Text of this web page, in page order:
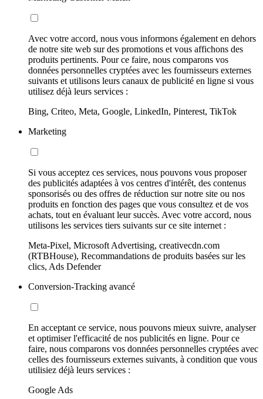
Avec votre accord, nous vous informons également en dehors
de notre site web sur des promotions et vous affichons des
produits pertinents. Pour ce faire, nous comparons vos
données personnelles cryptées avec les fournisseurs externes
suivants et utilisons leurs canaux de publicité en ligne si vous
utilisez déjà leurs services :
Bing, Criteo, Meta, Google, LinkedIn, Pinterest, TikTok
Marketing
Si vous acceptez ces services, nous pouvons vous proposer
des publicités adaptées à vos centres d'intérêt, des contenus
sponsorisés ou des offres de réduction sur notre site ou nos
produits en fonction des pages que vous consultez et de vos
achats, tout en évaluant leur succès. Avec votre accord, nous
utilisons les services tiers suivants sur ce site internet :
Meta-Pixel, Microsoft Advertising, creativecdn.com
(RTBHouse), Recommandations de produits basées sur les
clics, Ads Defender
Conversion-Tracking avancé
En acceptant ce service, nous pouvons mieux suivre, analyser
et optimiser l'efficacité de nos publicités en ligne. Pour ce
faire, nous comparons vos données personnelles cryptées avec
celles des fournisseurs externes suivants, à condition que vous
utilisiez déjà leurs services :
Google Ads